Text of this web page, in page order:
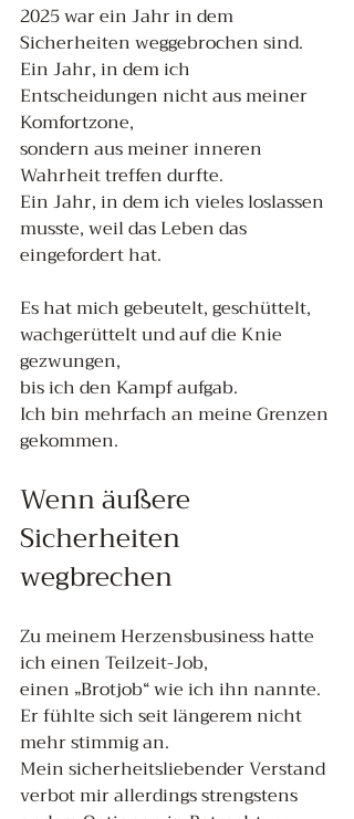
2025 war ein Jahr in dem
Sicherheiten weggebrochen sind.
Ein Jahr, in dem ich
Entscheidungen nicht aus meiner
Komfortzone,
sondern aus meiner inneren
Wahrheit treffen durfte.
Ein Jahr, in dem ich vieles loslassen
musste, weil das Leben das
eingefordert hat.
Es hat mich gebeutelt, geschüttelt,
wachgerüttelt und auf die Knie
gezwungen,
bis ich den Kampf aufgab.
Ich bin mehrfach an meine Grenzen
gekommen.
Wenn äußere
Sicherheiten
wegbrechen
Zu meinem Herzensbusiness hatte
ich einen Teilzeit-Job,
einen „Brotjob“ wie ich ihn nannte.
Er fühlte sich seit längerem nicht
mehr stimmig an.
Mein sicherheitsliebender Verstand
verbot mir allerdings strengstens